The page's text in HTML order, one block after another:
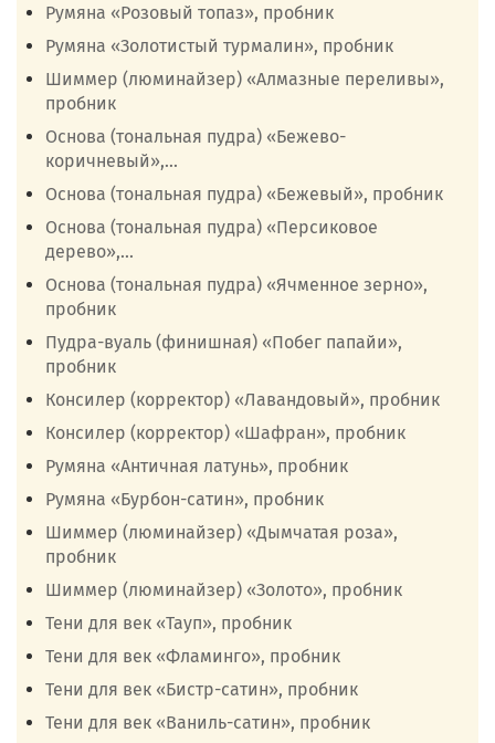
Румяна «Розовый топаз», пробник
Румяна «Золотистый турмалин», пробник
Шиммер (люминайзер) «Алмазные переливы»,
пробник
Основа (тональная пудра) «Бежево-
коричневый»,...
Основа (тональная пудра) «Бежевый», пробник
Основа (тональная пудра) «Персиковое
дерево»,...
Основа (тональная пудра) «Ячменное зерно»,
пробник
Пудра-вуаль (финишная) «Побег папайи»,
пробник
Консилер (корректор) «Лавандовый», пробник
Консилер (корректор) «Шафран», пробник
Румяна «Античная латунь», пробник
Румяна «Бурбон-сатин», пробник
Шиммер (люминайзер) «Дымчатая роза»,
пробник
Шиммер (люминайзер) «Золото», пробник
Тени для век «Тауп», пробник
Тени для век «Фламинго», пробник
Тени для век «Бистр-сатин», пробник
Тени для век «Ваниль-сатин», пробник